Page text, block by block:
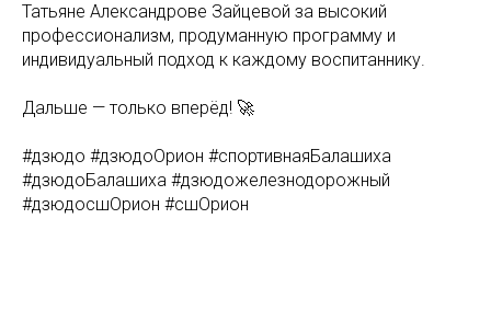
Татьяне Александрове Зайцевой за высокий
профессионализм, продуманную программу и
индивидуальный подход к каждому воспитаннику.
Дальше — только вперёд! 🚀
#дзюдо #дзюдоОрион #спортивнаяБалашиха
#дзюдоБалашиха #дзюдожелезнодорожный
#дзюдосшОрион #сшОрион